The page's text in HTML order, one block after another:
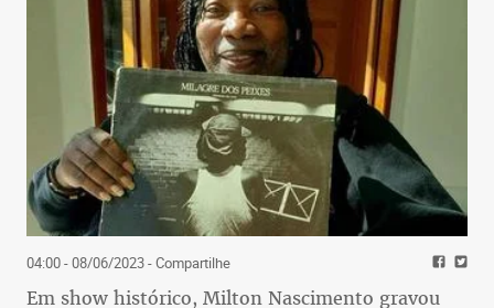
04:00 - 08/06/2023- Compartilhe
Em show histórico, Milton Nascimento gravou